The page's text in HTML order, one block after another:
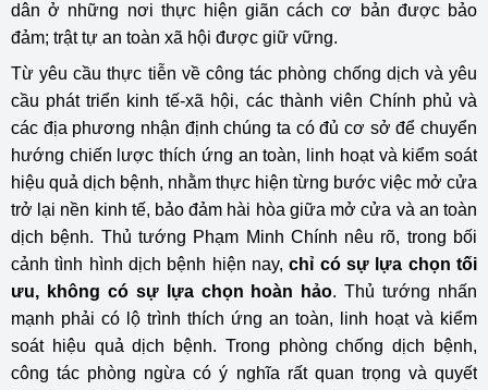
dân ở những nơi thực hiện giãn cách cơ bản được bảo
đảm; trật tự an toàn xã hội được giữ vững.
Từ yêu cầu thực tiễn về công tác phòng chống dịch và yêu
cầu phát triển kinh tế-xã hội, các thành viên Chính phủ và
các địa phương nhận định chúng ta có đủ cơ sở để chuyển
hướng chiến lược thích ứng an toàn, linh hoạt và kiểm soát
hiệu quả dịch bệnh, nhằm thực hiện từng bước việc mở cửa
trở lại nền kinh tế, bảo đảm hài hòa giữa mở cửa và an toàn
dịch bệnh. Thủ tướng Phạm Minh Chính nêu rõ, trong bối
cảnh tình hình dịch bệnh hiện nay,chỉ có sự lựa chọn tối
ưu, không có sự lựa chọn hoàn hảo. Thủ tướng nhấn
mạnh phải có lộ trình thích ứng an toàn, linh hoạt và kiểm
soát hiệu quả dịch bệnh. Trong phòng chống dịch bệnh,
công tác phòng ngừa có ý nghĩa rất quan trọng và quyết